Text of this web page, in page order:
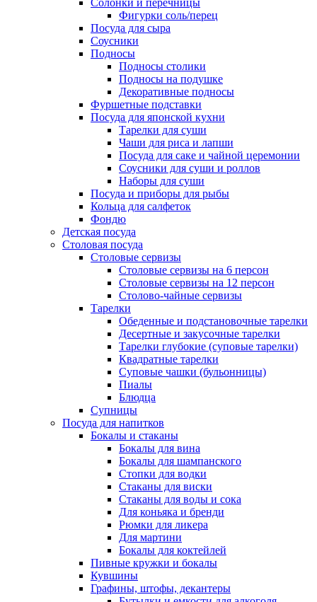
Солонки и перечницы
Фигурки соль/перец
Посуда для сыра
Соусники
Подносы
Подносы столики
Подносы на подушке
Декоративные подносы
Фуршетные подставки
Посуда для японской кухни
Тарелки для суши
Чаши для риса и лапши
Посуда для саке и чайной церемонии
Соусники для суши и роллов
Наборы для суши
Посуда и приборы для рыбы
Кольца для салфеток
Фондю
Детская посуда
Столовая посуда
Столовые сервизы
Столовые сервизы на 6 персон
Столовые сервизы на 12 персон
Столово-чайные сервизы
Тарелки
Обеденные и подстановочные тарелки
Десертные и закусочные тарелки
Тарелки глубокие (суповые тарелки)
Квадратные тарелки
Суповые чашки (бульонницы)
Пиалы
Блюдца
Супницы
Посуда для напитков
Бокалы и стаканы
Бокалы для вина
Бокалы для шампанского
Стопки для водки
Стаканы для виски
Стаканы для воды и сока
Для коньяка и бренди
Рюмки для ликера
Для мартини
Бокалы для коктейлей
Пивные кружки и бокалы
Кувшины
Графины, штофы, декантеры